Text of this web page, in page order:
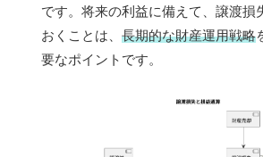
です。将来の利益に備えて、譲渡損
おくことは、 長期的な財産運用戦略
要なポイントです。